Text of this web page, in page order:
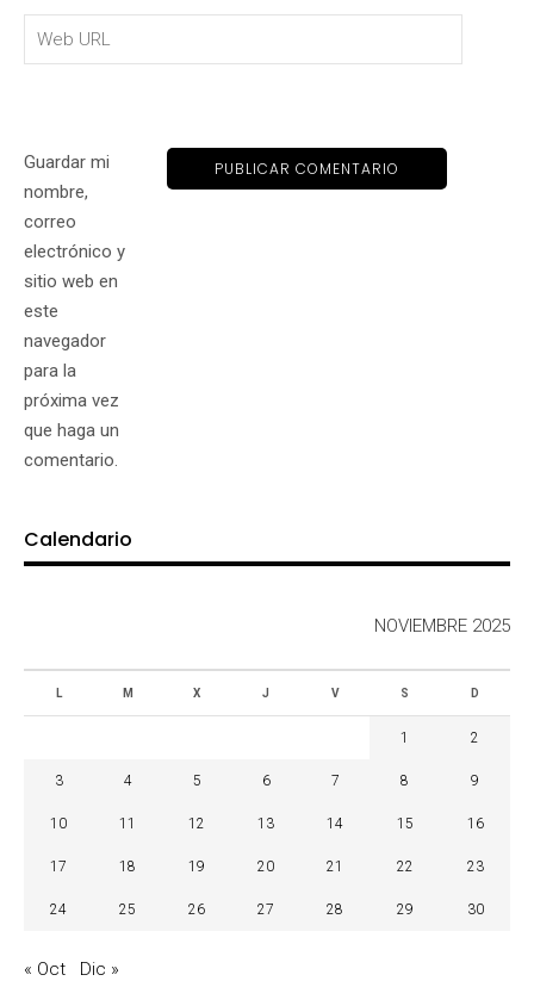
Guardar mi
nombre,
correo
electrónico y
sitio web en
este
navegador
para la
próxima vez
que haga un
comentario.
Calendario
NOVIEMBRE 2025
L M X J V S D
1 2
3 4 5 6 7 8 9
10 11 12 13 14 15 16
17 18 19 20 21 22 23
24 25 26 27 28 29 30
« Oct Dic »